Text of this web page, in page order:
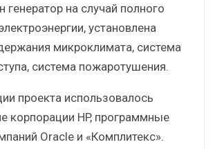
генератор на случай полного
установлена
микроклимата, система
система пожаротушения.
проекта использовалось
корпорации HP, программные
Oracle и «Комплитекс».